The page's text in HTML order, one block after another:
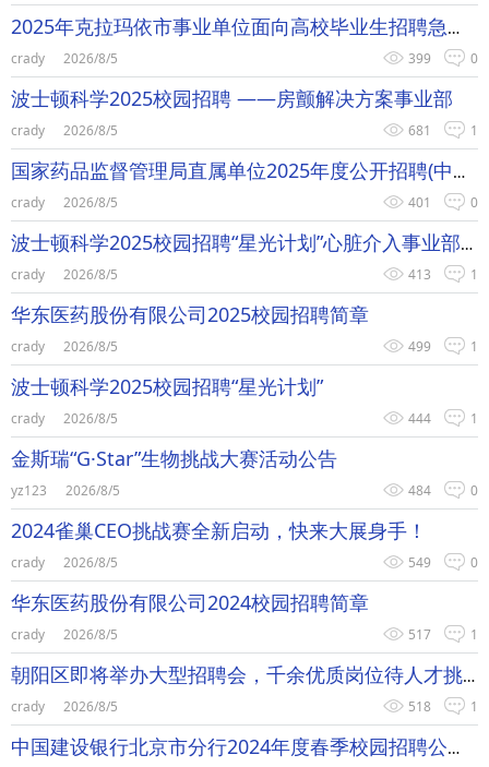
2025年克拉玛依市事业单位面向高校毕业生招聘急需紧缺人才公告
0
399
crady 2026/8/5
波士顿科学2025校园招聘 ——房颤解决方案事业部
1
681
crady 2026/8/5
国家药品监督管理局直属单位2025年度公开招聘(中国食品药品检定研究院）
0
401
crady 2026/8/5
波士顿科学2025校园招聘“星光计划”心脏介入事业部专场
1
413
crady 2026/8/5
华东医药股份有限公司2025校园招聘简章
1
499
crady 2026/8/5
波士顿科学2025校园招聘“星光计划”
1
444
crady 2026/8/5
金斯瑞“G·Star”生物挑战大赛活动公告
0
484
yz123 2026/8/5
2024雀巢CEO挑战赛全新启动，快来大展身手！
0
549
crady 2026/8/5
华东医药股份有限公司2024校园招聘简章
1
517
crady 2026/8/5
朝阳区即将举办大型招聘会，千余优质岗位待人才挑选
1
518
crady 2026/8/5
中国建设银行北京市分行2024年度春季校园招聘公告